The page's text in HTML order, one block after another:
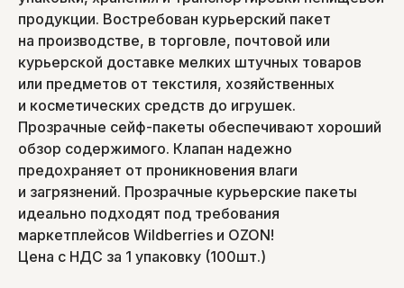
продукции. Востребован курьерский пакет
на производстве, в торговле, почтовой или
курьерской доставке мелких штучных товаров
или предметов от текстиля, хозяйственных
и косметических средств до игрушек.
Прозрачные сейф-пакеты обеспечивают хороший
обзор содержимого. Клапан надежно
предохраняет от проникновения влаги
и загрязнений. Прозрачные курьерские пакеты
идеально подходят под требования
маркетплейсов Wildberries и OZON!
Цена с НДС за 1 упаковку (100шт.)